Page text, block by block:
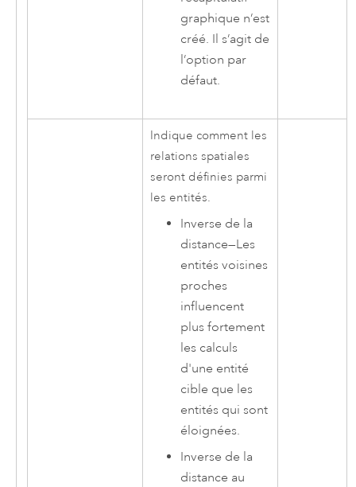
graphique n’est
créé. Il s’agit de
l’option par
défaut.
Indique comment les
relations spatiales
seront définies parmi
les entités.
Inverse de la
distance—Les
entités voisines
proches
influencent
plus fortement
les calculs
d'une entité
cible que les
entités qui sont
éloignées.
Inverse de la
distance au